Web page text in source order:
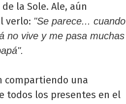
la Sole. Ale, aún
verlo: "Se parece... cuando
no vive y me pasa muchas
compartiendo una
todos los presentes en el